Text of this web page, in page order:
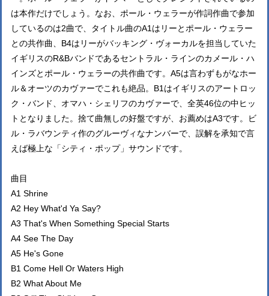
は本作だけでしょう。なお、ポール・ウェラーが作詞作曲で参加
しているのは2曲で、タイトル曲のA1はリーとポール・ウェラー
との共作曲、B4はリーがバッキング・ヴォーカルを担当していた
イギリスのR&Bバンドであるセントラル・ラインのカメール・ハ
インズとポール・ウェラーの共作曲です。A5は言わずもがなホー
ル＆オーツのカヴァーでこれも絶品。B1はイギリスのアートロッ
ク・バンド、オマハ・シェリフのカヴァーで、全英46位の中ヒッ
トとなりました。捨て曲無しの好盤ですが、お薦めはA3です。ビ
ル・ラバウンティ作のグルーヴィなナンバーで、誤解を承知で言
えば極上な「シティ・ポップ」サウンドです。
曲目
A1 Shrine
A2 Hey What'd Ya Say?
A3 That's When Something Special Starts
A4 See The Day
A5 He's Gone
B1 Come Hell Or Waters High
B2 What About Me